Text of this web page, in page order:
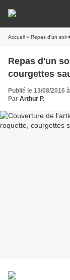
Accueil » Repas d'un soir
Repas d'un
courgettes
Publié le 13/08/2016
Par Arthur P.